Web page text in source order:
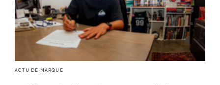
ACTU DE MARQUE